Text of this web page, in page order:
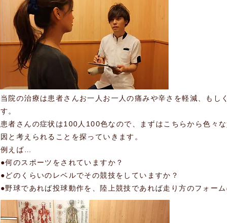
当院の治療は患者さんお一人お一人の痛みや辛さを軽減、もし
す。
患者さんの症状は100人100色なので、まずはこちらから色々
因と考えられることを探っていきます。
例えば…
●何のスポーツをされていますか？
●どのくらいのレベルでその競技をしていますか？
●野球であれば投球動作を、陸上競技であれば走り方のフォー